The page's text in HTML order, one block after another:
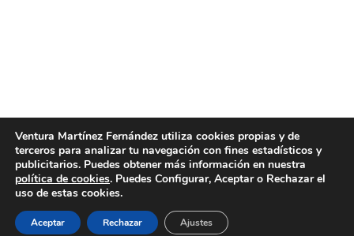
precios del mercado actual, pues contamos con
profesionales cualificados…
mayo 3, 2016 Post Bylimpiezasventura
Ventura Martínez Fernández utiliza cookies propias y de
terceros para analizar tu navegación con fines estadísticos y
publicitarios. Puedes obtener más información en nuestra
política de cookies. Puedes Configurar, Aceptar o Rechazar el
uso de estas cookies.
Aceptar Rechazar Ajustes